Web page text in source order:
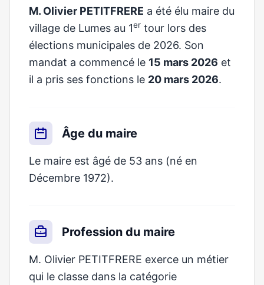
M. Olivier PETITFRERE a été élu maire du
village de Lumes au 1er tour lors des
élections municipales de 2026. Son
mandat a commencé le 15 mars 2026 et
il a pris ses fonctions le 20 mars 2026.
Âge du maire
Le maire est âgé de 53 ans (né en
Décembre 1972).
Profession du maire
M. Olivier PETITFRERE exerce un métier
qui le classe dans la catégorie